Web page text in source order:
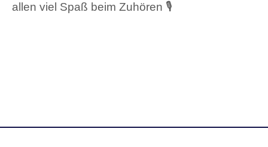
allen viel Spaß beim Zuhören 🎙️